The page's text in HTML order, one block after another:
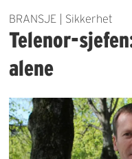
BRANSJE | Sikkerhet
Telenor-
alene